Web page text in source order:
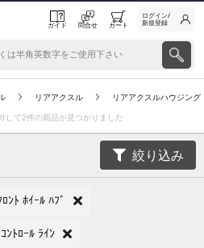
ガイド 問合せ カート
ログイン/
新規登録
リアアクスル リアアクスルハウジング
して2件の商品が見つかりました
絞り込み
ﾝﾄ ﾎｲｰﾙ ﾊﾌﾞ
ﾝﾄﾛｰﾙ ﾗｲﾝ